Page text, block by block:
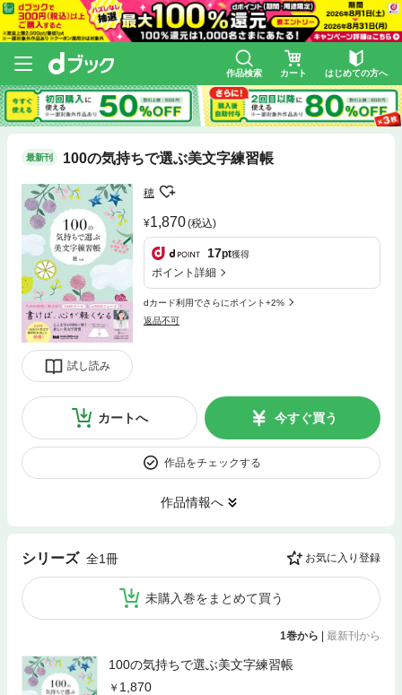
作品検索 カート はじめての方へ
最新刊 100の気持ちで選ぶ美文字練習帳
試し読み
穂
1,870(税込)
17pt獲得
ポイント詳細
dカード利用でさらにポイント+2%
返品不可
カートへ 今すぐ買う
作品をチェックする
作品情報へ
シリーズ 全1冊 お気に入り登録
未購入巻をまとめて買う
1巻から | 最新刊から
100の気持ちで選ぶ美文字練習帳
1,870